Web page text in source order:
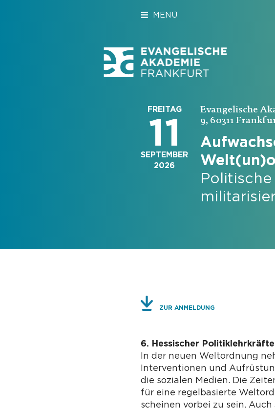
MENÜ
FREITAG
11
SEPTEMBER
2026
Evangelische
9, 60311
ZUR ANMELDUNG
6. Hessischer
In der neuen Weltordnung
Interventionen und
die sozialen Medien. Die
für eine regelbasierte
scheinen vorbei zu sein.